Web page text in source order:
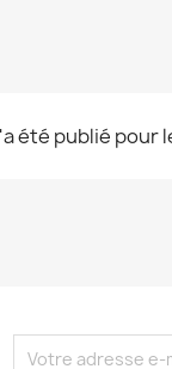
été publié pour